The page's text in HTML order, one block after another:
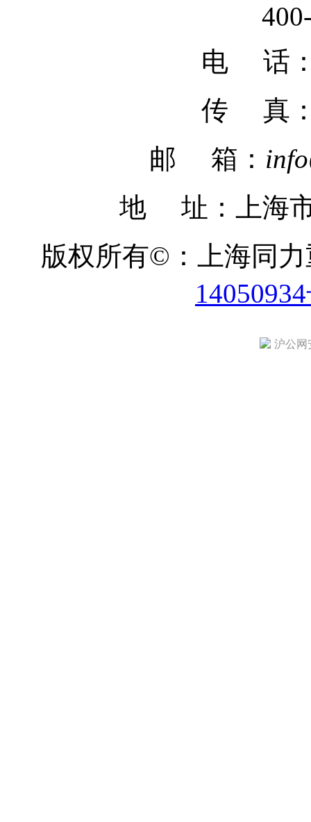
电 话：
传 真
邮 箱：
地 址：上海市
版权所有©：上海同
沪公网